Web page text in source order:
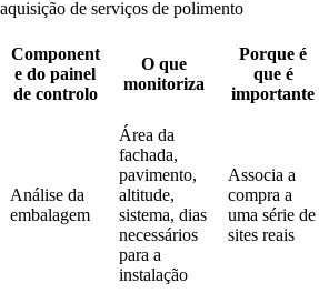
aquisição de serviços de polimento
Component
e do painel
de controlo
O que
monitoriza
Porque é
que é
importante
Análise da
embalagem
Área da
fachada,
pavimento,
altitude,
sistema, dias
necessários
para a
instalação
Associa a
compra a
uma série de
sites reais